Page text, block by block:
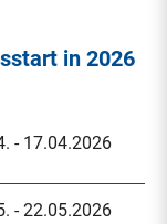
in 2026
- 17.04.2026
- 22.05.2026